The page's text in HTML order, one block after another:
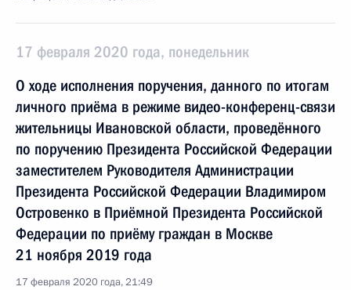
17 февраля 2020 года, понедельник
О ходе исполнения поручения, данного по итогам
личного приёма в режиме видео-конференц-связи
жительницы Ивановской области, проведённого
по поручению Президента Российской Федерации
заместителем Руководителя Администрации
Президента Российской Федерации Владимиром
Островенко в Приёмной Президента Российской
Федерации по приёму граждан в Москве
21 ноября 2019 года
17 февраля 2020 года, 21:49